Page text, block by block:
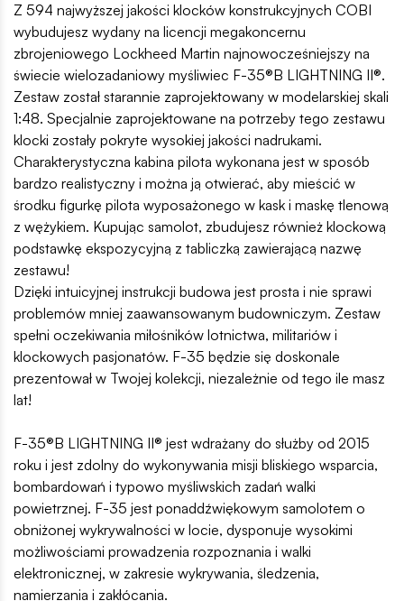
Z 594 najwyższej jakości klocków konstrukcyjnych COBI
wybudujesz wydany na licencji megakoncernu
zbrojeniowego Lockheed Martin najnowocześniejszy na
świecie wielozadaniowy myśliwiec F-35®B LIGHTNING II®.
Zestaw został starannie zaprojektowany w modelarskiej skali
1:48. Specjalnie zaprojektowane na potrzeby tego zestawu
klocki zostały pokryte wysokiej jakości nadrukami.
Charakterystyczna kabina pilota wykonana jest w sposób
bardzo realistyczny i można ją otwierać, aby mieścić w
środku figurkę pilota wyposażonego w kask i maskę tlenową
z wężykiem. Kupując samolot, zbudujesz również klockową
podstawkę ekspozycyjną z tabliczką zawierającą nazwę
zestawu!
Dzięki intuicyjnej instrukcji budowa jest prosta i nie sprawi
problemów mniej zaawansowanym budowniczym. Zestaw
spełni oczekiwania miłośników lotnictwa, militariów i
klockowych pasjonatów. F-35 będzie się doskonale
prezentował w Twojej kolekcji, niezależnie od tego ile masz
lat!
F-35®B LIGHTNING II® jest wdrażany do służby od 2015
roku i jest zdolny do wykonywania misji bliskiego wsparcia,
bombardowań i typowo myśliwskich zadań walki
powietrznej. F-35 jest ponaddźwiękowym samolotem o
obniżonej wykrywalności w locie, dysponuje wysokimi
możliwościami prowadzenia rozpoznania i walki
elektronicznej, w zakresie wykrywania, śledzenia,
namierzania i zakłócania.